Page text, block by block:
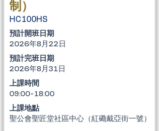
制）
HC100HS
​預計開班日期
2026年8月22日
​預計完班日期
2026年8月31日
上課時間
09:00-18:00
上課地點
聖公會聖匠堂社區中心（紅磡戴亞街一號）